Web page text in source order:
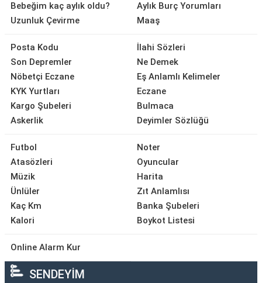
Bebeğim kaç aylık oldu?
Uzunluk Çevirme
Aylık Burç Yorumları
Maaş
Posta Kodu
Son Depremler
Nöbetçi Eczane
KYK Yurtları
Kargo Şubeleri
Askerlik
İlahi Sözleri
Ne Demek
Eş Anlamlı Kelimeler
Eczane
Bulmaca
Deyimler Sözlüğü
Futbol
Atasözleri
Müzik
Ünlüler
Kaç Km
Kalori
Noter
Oyuncular
Harita
Zıt Anlamlısı
Banka Şubeleri
Boykot Listesi
Online Alarm Kur
SENDEYİM